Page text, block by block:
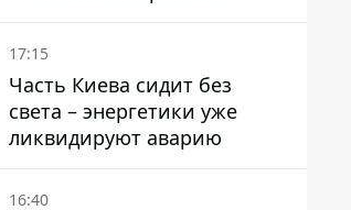
разбивают парк площадью
в гектар
17:15
Часть Киева сидит без
света – энергетики уже
ликвидируют аварию
16:40